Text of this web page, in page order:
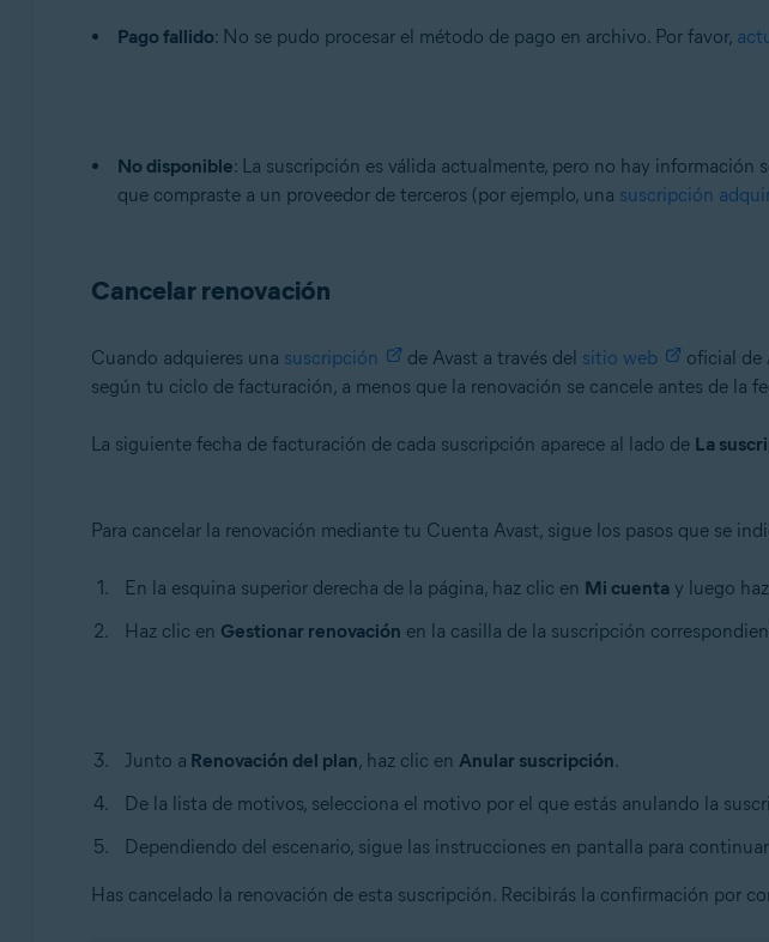
Pago fallido: No se pudo procesar el método de pago en archivo. Por favor,
No disponible: La suscripción es válida actualmente, pero no hay
que compraste a un proveedor de terceros (por ejemplo, una suscripción
Cancelar renovación
Cuando adquieres una suscripción de Avast a través del sitio web
oficial de
según tu ciclo de facturación, a menos que la renovación se cancele antes de la
La siguiente fecha de facturación de cada suscripción aparece al lado de La
Para cancelar la renovación mediante tu Cuenta Avast, sigue los pasos que se
En la esquina superior derecha de la página, haz clic en Mi cuentay luego
Haz clic en Gestionar renovación en la casilla de la suscripción
Junto a Renovación del plan, haz clic en Anular suscripción.
De la lista de motivos, selecciona el motivo por el que estás anulando la
Dependiendo del escenario, sigue las instrucciones en pantalla para
Has cancelado la renovación de esta suscripción. Recibirás la confirmación por